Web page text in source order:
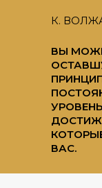
К.
ВЫ
ВАС.